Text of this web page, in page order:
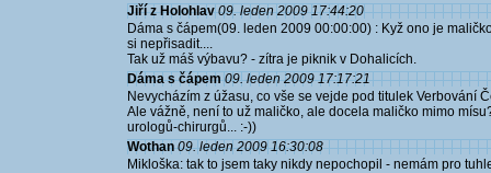
Jiří z Holohlav 09. leden 2009 17:44:20
Dáma s čápem(09. leden 2009 00:00:00) : Kyž ono je
si nepřisadit....
Tak už máš výbavu? - zítra je piknik v Dohalicích.
Dáma s čápem 09. leden 2009 17:17:21
Nevycházím z úžasu, co vše se vejde pod titulek Verbování
Ale vážně, není to už maličko, ale docela maličko mimo
urologů-chirurgů... :-))
Wothan 09. leden 2009 16:30:08
Mikloška: tak to jsem taky nikdy nepochopil - nemám pro